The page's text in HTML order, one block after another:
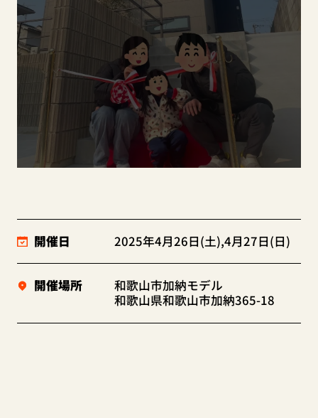
開催日 2025年4月26日(土),4月27日(日)
開催場所
和歌山市加納モデル
和歌山県和歌山市加納365-18